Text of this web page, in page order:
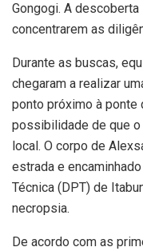
Gongogi. A
concentrarem as
Durante as buscas,
chegaram a realizar
ponto próximo à ponte
possibilidade de que
local. O corpo de
estrada e
Técnica (DPT) de
necropsia.
De acordo com as